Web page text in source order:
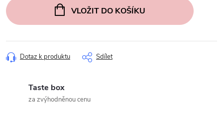
cena:
VLOŽIT DO KOŠÍKU
Dotaz k produktu Sdílet
Taste box
za zvýhodněnou cenu